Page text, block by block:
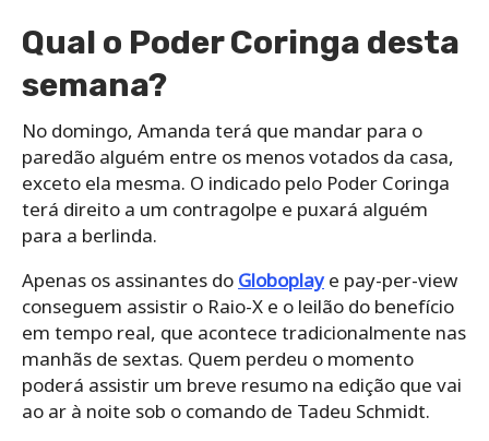
Qual o Poder Coringa desta
semana?
No domingo, Amanda terá que mandar para o
paredão alguém entre os menos votados da casa,
exceto ela mesma. O indicado pelo Poder Coringa
terá direito a um contragolpe e puxará alguém
para a berlinda.
Apenas os assinantes do Globoplaye pay-per-view
conseguem assistir o Raio-X e o leilão do benefício
em tempo real, que acontece tradicionalmente nas
manhãs de sextas. Quem perdeu o momento
poderá assistir um breve resumo na edição que vai
ao ar à noite sob o comando de Tadeu Schmidt.